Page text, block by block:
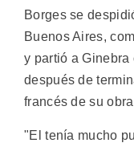
Borges se
Buenos Aires,
y partió a Ginebra
después de
francés de su
"El tenía mucho